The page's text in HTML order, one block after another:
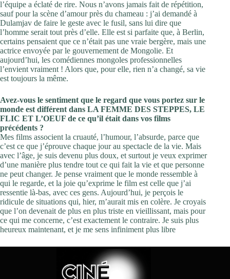
l’équipe a éclaté de rire. Nous n’avons jamais fait de répétition,
sauf pour la scène d’amour près du chameau : j’ai demandé à
Dulamjav de faire le geste avec le fusil, sans lui dire que
l’homme serait tout près d’elle. Elle est si parfaite que, à Berlin,
certains pensaient que ce n’était pas une vraie bergère, mais une
actrice envoyée par le gouvernement de Mongolie. Et
aujourd’hui, les comédiennes mongoles professionnelles
l’envient vraiment ! Alors que, pour elle, rien n’a changé, sa vie
est toujours la même.
Avez-vous le sentiment que le regard que vous portez sur le
monde est différent dans LA FEMME DES STEPPES, LE
FLIC ET L’OEUF de ce qu’il était dans vos films
précédents ?
Mes films associent la cruauté, l’humour, l’absurde, parce que
c’est ce que j’éprouve chaque jour au spectacle de la vie. Mais
avec l’âge, je suis devenu plus doux, et surtout je veux exprimer
d’une manière plus tendre tout ce qui fait la vie et que personne
ne peut changer. Je pense vraiment que le monde ressemble à
qui le regarde, et la joie qu’exprime le film est celle que j’ai
ressentie là-bas, avec ces gens. Aujourd’hui, je perçois le
ridicule de situations qui, hier, m’aurait mis en colère. Je croyais
que l’on devenait de plus en plus triste en vieillissant, mais pour
ce qui me concerne, c’est exactement le contraire. Je suis plus
heureux maintenant, et je me sens infiniment plus libre